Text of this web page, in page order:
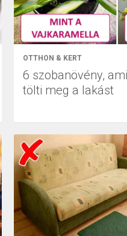
OTTHON & KERT
6 szobanövény,
tölti meg a lakást